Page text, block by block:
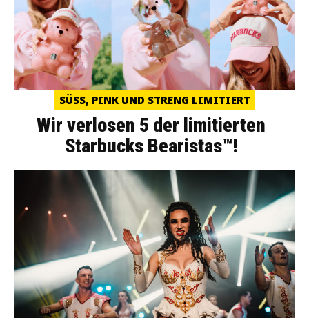
SÜSS, PINK UND STRENG LIMITIERT
Wir verlosen 5 der limitierten
Starbucks Bearistas™!